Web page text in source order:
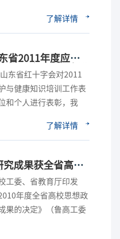
了解详情
省2011年度应急
知识培训工作先进
东省红十字会对2011
与健康知识培训工作表
和个人进行表彰，我
了解详情
究成果获全省高校
育优秀成果奖
工委、省教育厅印发
年度全省高校思想政
果的决定》（鲁高工委